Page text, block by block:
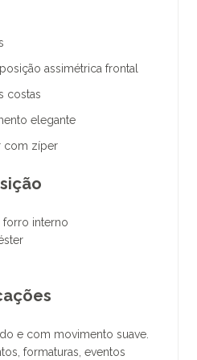
assimétrica frontal
costas
elegante
com zíper
interno
e com movimento suave.
formaturas, eventos